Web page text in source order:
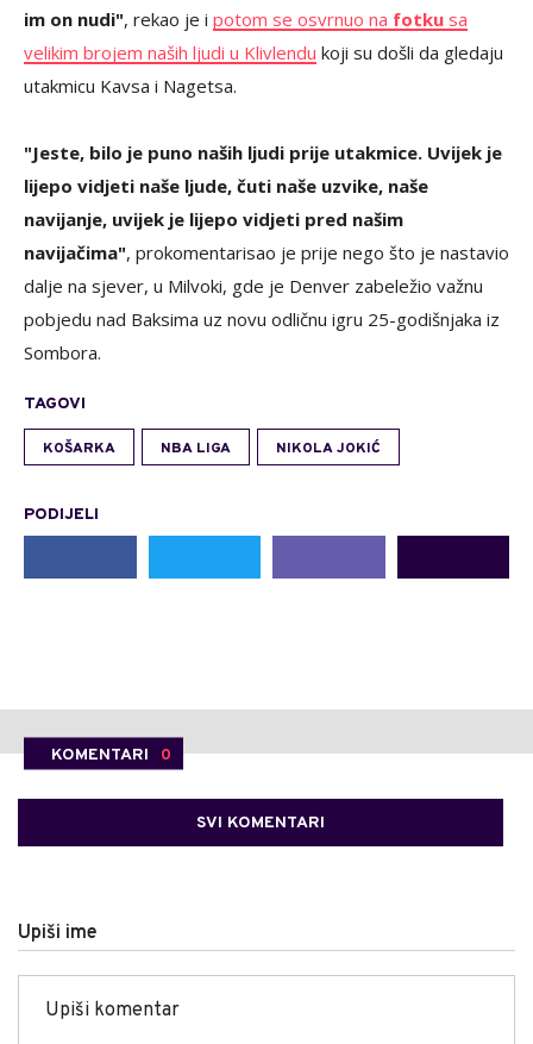
im on nudi", rekao je i potom se osvrnuo na fotku sa
velikim brojem naših ljudi u Klivlendu koji su došli da gledaju
utakmicu Kavsa i Nagetsa.
"Jeste, bilo je puno naših ljudi prije utakmice. Uvijek je
lijepo vidjeti naše ljude, čuti naše uzvike, naše
navijanje, uvijek je lijepo vidjeti pred našim
navijačima", prokomentarisao je prije nego što je nastavio
dalje na sjever, u Milvoki, gde je Denver zabeležio važnu
pobjedu nad Baksima uz novu odličnu igru 25-godišnjaka iz
Sombora.
TAGOVI
KOŠARKA NBA LIGA NIKOLA JOKIĆ
PODIJELI
KOMENTARI 0
SVI KOMENTARI
Upiši ime